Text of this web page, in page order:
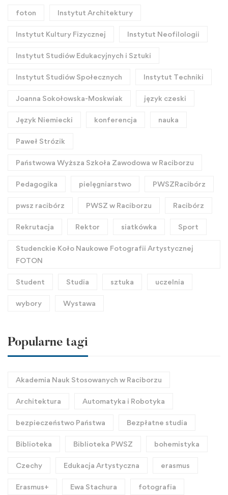
foton Instytut Architektury
Instytut Kultury Fizycznej Instytut Neofilologii
Instytut Studiów Edukacyjnych i Sztuki
Instytut Studiów Społecznych Instytut Techniki
Joanna Sokołowska-Moskwiak język czeski
Język Niemiecki konferencja nauka
Paweł Strózik
Państwowa Wyższa Szkoła Zawodowa w Raciborzu
Pedagogika pielęgniarstwo PWSZRacibórz
pwsz racibórz PWSZ w Raciborzu Racibórz
Rekrutacja Rektor siatkówka Sport
Studenckie Koło Naukowe Fotografii Artystycznej
FOTON
Student Studia sztuka uczelnia
wybory Wystawa
Popularne tagi
Akademia Nauk Stosowanych w Raciborzu
Architektura Automatyka i Robotyka
bezpieczeństwo Państwa Bezpłatne studia
Biblioteka Biblioteka PWSZ bohemistyka
Czechy Edukacja Artystyczna erasmus
Erasmus+ Ewa Stachura fotografia